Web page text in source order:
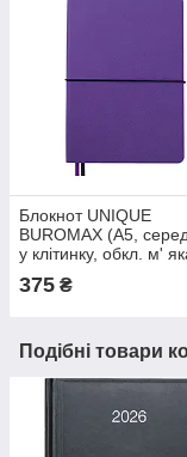
Блокнот UNIQUE
BUROMAX (А5,
у клітинку, обкл. м'
BM.295107
375 ₴
Подібні товари